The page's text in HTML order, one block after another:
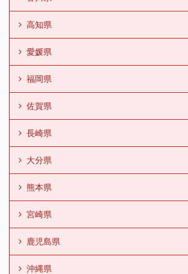
高知県
愛媛県
福岡県
佐賀県
長崎県
大分県
熊本県
宮崎県
鹿児島県
沖縄県